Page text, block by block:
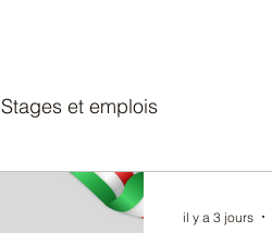
Stages et emplois
Italie
il y a 3 jours